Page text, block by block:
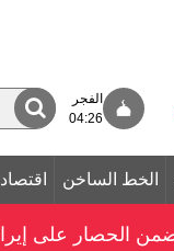
الفجر
04:26
الخط الساخن اقتصاد